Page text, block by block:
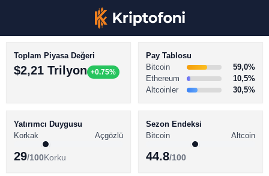
BİTCOİN HABERLERİ
ALTCOİN HABERLERİ
Toplam Piyasa Değeri
$2,21 Trilyon +0.75%
Pay Tablosu
Bitcoin
59,0%
Ethereum
10,5%
Altcoinler
30,5%
Yatırımcı Duygusu
Korkak
Açgözlü
29/100Korku
Sezon Endeksi
Bitcoin
Altcoin
44.8/100